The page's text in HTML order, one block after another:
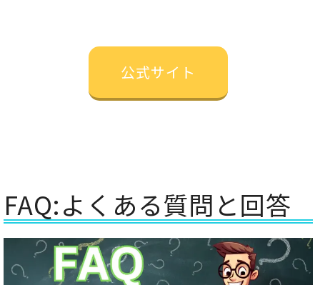
公式サイト
FAQ:よくある質問と回答